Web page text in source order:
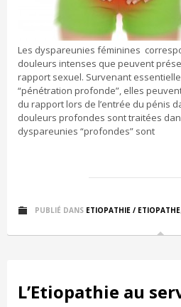
Les dyspareunies féminines
douleurs intenses que peuvent
rapport sexuel. Survenant
“pénétration profonde”, elles
du rapport lors de l’entrée du pénis
douleurs profondes sont traitées
dyspareunies “profondes” sont
PUBLIÉ DANS ETIOPATHIE / ETIOPATHE
L’Etiopathie au